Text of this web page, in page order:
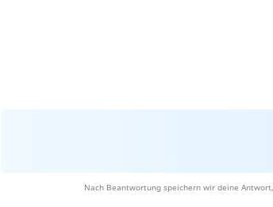
Nach Beantwortung speichern wir deine